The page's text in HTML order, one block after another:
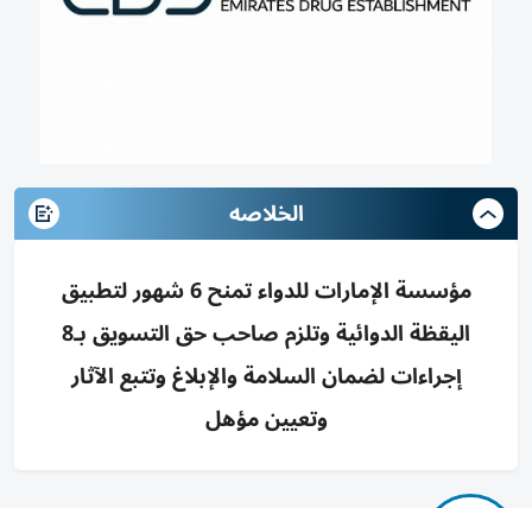
الخلاصه
مؤسسة الإمارات للدواء تمنح 6 شهور لتطبيق
اليقظة الدوائية وتلزم صاحب حق التسويق بـ8
إجراءات لضمان السلامة والإبلاغ وتتبع الآثار
وتعيين مؤهل